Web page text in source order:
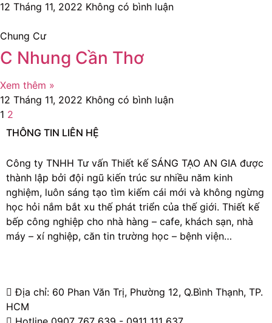
12 Tháng 11, 2022 Không có bình luận
Chung Cư
C Nhung Cần Thơ
Xem thêm »
12 Tháng 11, 2022 Không có bình luận
1 2
THÔNG TIN LIÊN HỆ
Công ty TNHH Tư vấn Thiết kế SÁNG TẠO AN GIA được
thành lập bởi đội ngũ kiến trúc sư nhiều năm kinh
nghiệm, luôn sáng tạo tìm kiếm cái mới và không ngừng
học hỏi nắm bắt xu thế phát triển của thế giới. Thiết kế
bếp công nghiệp cho nhà hàng – cafe, khách sạn, nhà
máy – xí nghiệp, căn tin trường học – bệnh viện…
Địa chỉ: 60 Phan Văn Trị, Phường 12, Q.Bình Thạnh, TP.
HCM